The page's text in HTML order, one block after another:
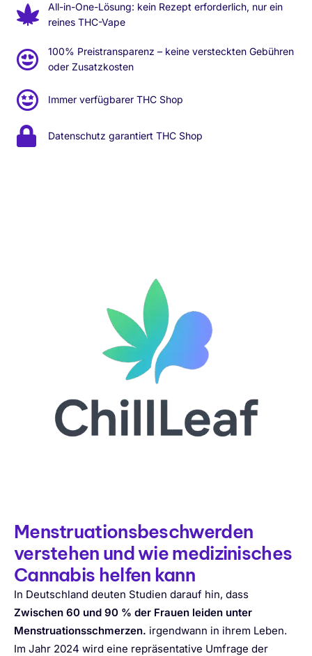
All-in-One-Lösung: kein Rezept erforderlich, nur ein
reines THC-Vape
100% Preistransparenz – keine versteckten Gebühren
oder Zusatzkosten
Immer verfügbarer THC Shop
Datenschutz garantiert THC Shop
Menstruationsbeschwerden
verstehen und wie medizinisches
Cannabis helfen kann
In Deutschland deuten Studien darauf hin, dass
Zwischen 60 und 90 % der Frauen leiden unter
Menstruationsschmerzen. irgendwann in ihrem Leben.
Im Jahr 2024 wird eine repräsentative Umfrage der